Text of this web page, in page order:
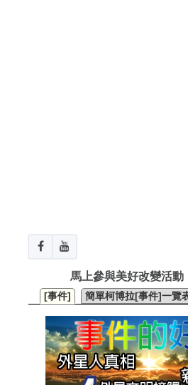
馬上參與美好改變活動
[事件] 簡單柯博拉[事件]一覽